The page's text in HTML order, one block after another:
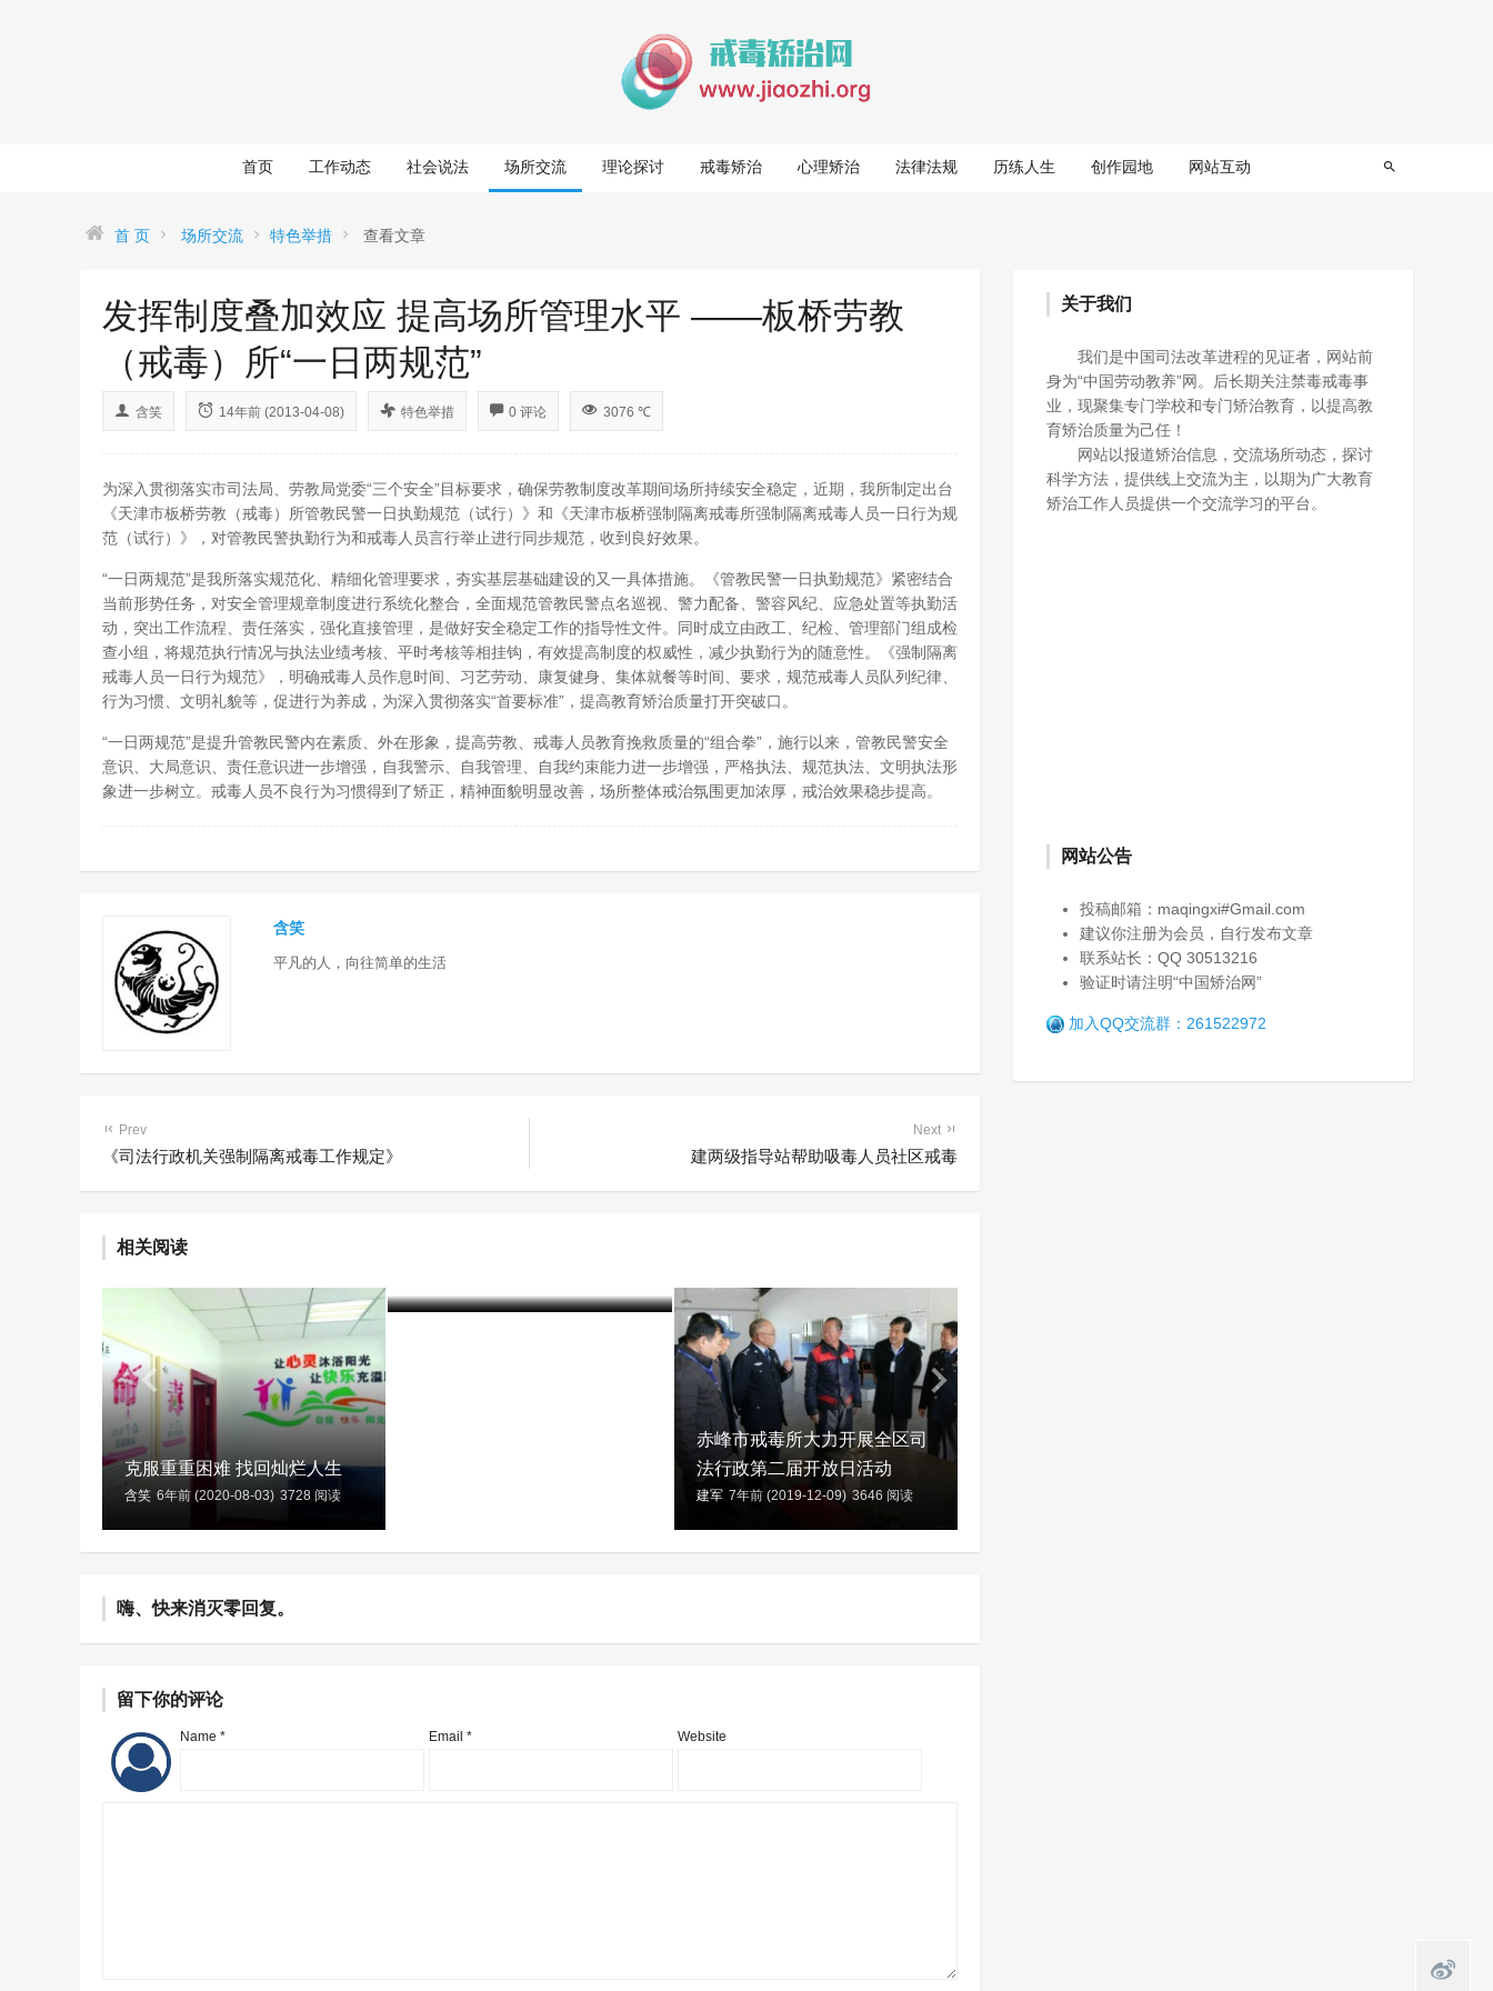
首页 工作动态 社会说法 场所交流 理论探讨 戒毒矫治 心理矫治 法律法规 历练人生 创作园地 网站互动
首 页 场所交流 特色举措 查看文章
发挥制度叠加效应 提高场所管理水平 ——板桥劳教
（戒毒）所“一日两规范”
含笑 14年前 (2013-04-08) 特色举措 0 评论 3076 ℃
为深入贯彻落实市司法局、劳教局党委“三个安全”目标要求，确保劳教制度改革期间场所持续安全稳定，近期，我所制定出台
《天津市板桥劳教（戒毒）所管教民警一日执勤规范（试行）》和《天津市板桥强制隔离戒毒所强制隔离戒毒人员一日行为规
范（试行）》，对管教民警执勤行为和戒毒人员言行举止进行同步规范，收到良好效果。
“一日两规范”是我所落实规范化、精细化管理要求，夯实基层基础建设的又一具体措施。《管教民警一日执勤规范》紧密结合
当前形势任务，对安全管理规章制度进行系统化整合，全面规范管教民警点名巡视、警力配备、警容风纪、应急处置等执勤活
动，突出工作流程、责任落实，强化直接管理，是做好安全稳定工作的指导性文件。同时成立由政工、纪检、管理部门组成检
查小组，将规范执行情况与执法业绩考核、平时考核等相挂钩，有效提高制度的权威性，减少执勤行为的随意性。《强制隔离
戒毒人员一日行为规范》，明确戒毒人员作息时间、习艺劳动、康复健身、集体就餐等时间、要求，规范戒毒人员队列纪律、
行为习惯、文明礼貌等，促进行为养成，为深入贯彻落实“首要标准”，提高教育矫治质量打开突破口。
“一日两规范”是提升管教民警内在素质、外在形象，提高劳教、戒毒人员教育挽救质量的“组合拳”，施行以来，管教民警安全
意识、大局意识、责任意识进一步增强，自我警示、自我管理、自我约束能力进一步增强，严格执法、规范执法、文明执法形
象进一步树立。戒毒人员不良行为习惯得到了矫正，精神面貌明显改善，场所整体戒治氛围更加浓厚，戒治效果稳步提高。
含笑
平凡的人，向往简单的生活
Prev
《司法行政机关强制隔离戒毒工作规定》
Next
建两级指导站帮助吸毒人员社区戒毒
相关阅读
克服重重困难 找回灿烂人生
含笑 6年前 (2020-08-03) 3728 阅读
乌海市强制隔离戒毒所创新戒
赤峰市戒毒所大力开展全区司
法行政第二届开放日活动
建军 7年前 (2019-12-09) 3646 阅读
嗨、快来消灭零回复。
留下你的评论
Name * Email * Website
关于我们
我们是中国司法改革进程的见证者，网站前
身为“中国劳动教养”网。后长期关注禁毒戒毒事
业，现聚集专门学校和专门矫治教育，以提高教
育矫治质量为己任！
网站以报道矫治信息，交流场所动态，探讨
科学方法，提供线上交流为主，以期为广大教育
矫治工作人员提供一个交流学习的平台。
网站公告
投稿邮箱：maqingxi#Gmail.com
建议你注册为会员，自行发布文章
联系站长：QQ 30513216
验证时请注明“中国矫治网”
加入QQ交流群：261522972